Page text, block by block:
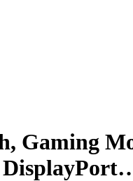
Gaming